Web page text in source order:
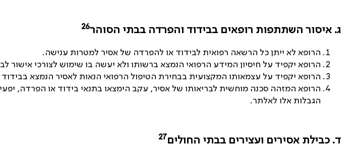
ג.איסור השתתפות רופאים בבידוד והפרדה בבתי הסוהר26
הרופא לא ייתן כל הרשאה רפואית לבידוד או להפרדה של אסיר למטרות ענישה.
הרופא יקפיד על חיסיון המידע הרפואי הנמצא ברשותו ולא יעשה בו שימוש לצורכי אישור
הרופא יקפיד על עצמאותו המקצועית בבחירת הטיפול הרפואי הנאות לאסיר הנמצא
הרופא המזהה סכנה מוחשית לבריאותו של אסיר, עקב הימצאו בתנאי בידוד או הפרדה,
הגבלות אלו לאלתר.
ד.כבילת אסירים ועצירים בבתי החולים27